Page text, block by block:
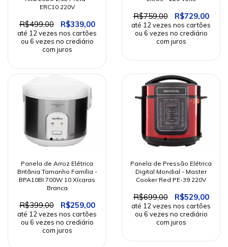
ERC10 220V
R$499,00 R$339,00
R$759,00 R$729,00
Panela de Arroz Elétrica
Britânia Tamanho Família -
BPA10BI 700W 10 Xícaras
Branca
R$399,00 R$259,00
Panela de Pressão Elétrica
Digital Mondial - Master
Cooker Red PE-39 220V
R$699,00 R$529,00